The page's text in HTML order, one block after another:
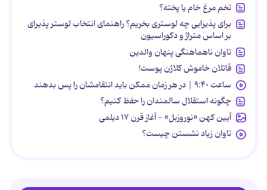
تخم مرغ خام یا پخته؟
برای پذیرایی چه لوستری بخریم؟ راهنمای انتخاب لوستر پذیرای
بر اساس متراژ و دکوراسیون
تاوان ناهماهنگی پنهان والدین
قاتلان خاموش کلاژن پوست!
ساعت ۹:۴۰ | در هر زمان ممکن باید انتقامشان را پس بدهند
چگونه استقلال سالمندان را حفظ کنیم؟
آیین کهن «نوروزبل» - آغاز قرن ۱۷ دیلمی
تاوان زیاد نشستن چیست؟